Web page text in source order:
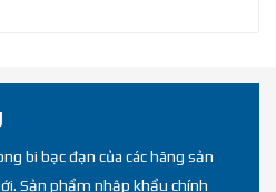
bi bạc đạn của các hãng sản
Sản phẩm nhập khẩu chính